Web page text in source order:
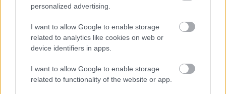
personalized advertising.
I want to allow Google to enable storage
related to analytics like cookies on web or
device identifiers in apps.
I want to allow Google to enable storage
related to functionality of the website or app.